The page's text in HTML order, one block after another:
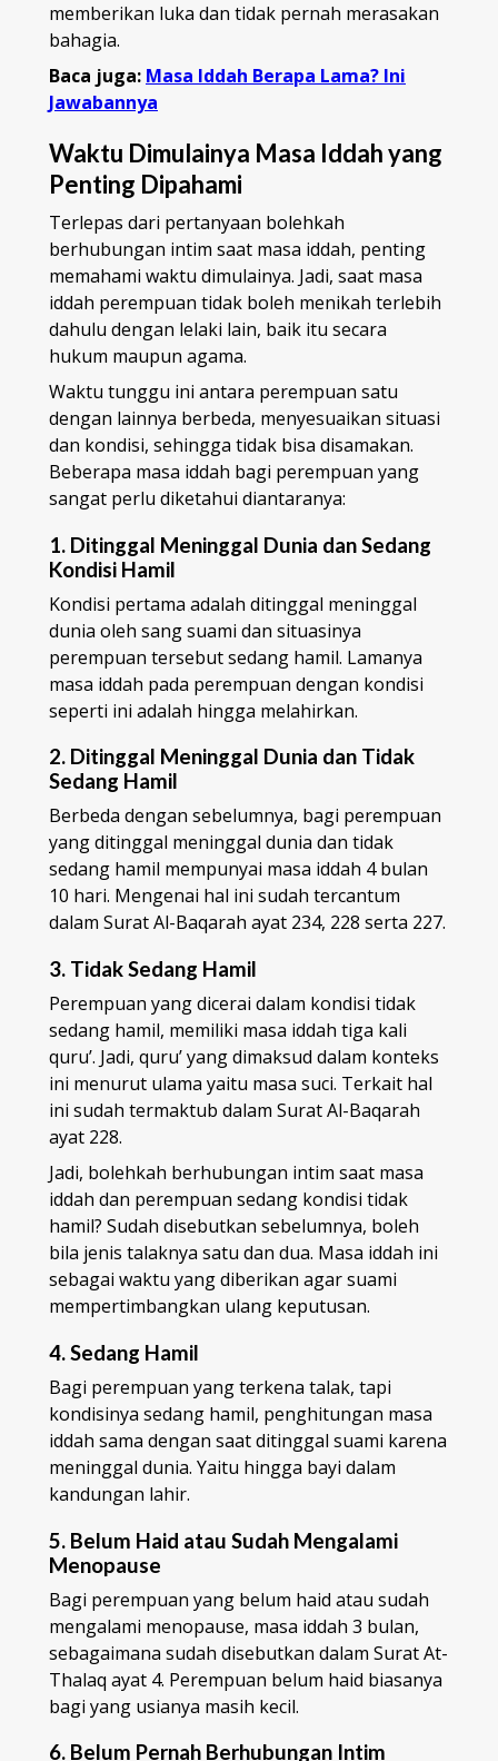
memberikan luka dan tidak pernah merasakan
bahagia.
Baca juga: Masa Iddah Berapa Lama? Ini
Jawabannya
Waktu Dimulainya Masa Iddah yang
Penting Dipahami
Terlepas dari pertanyaan bolehkah
berhubungan intim saat masa iddah, penting
memahami waktu dimulainya. Jadi, saat masa
iddah perempuan tidak boleh menikah terlebih
dahulu dengan lelaki lain, baik itu secara
hukum maupun agama.
Waktu tunggu ini antara perempuan satu
dengan lainnya berbeda, menyesuaikan situasi
dan kondisi, sehingga tidak bisa disamakan.
Beberapa masa iddah bagi perempuan yang
sangat perlu diketahui diantaranya:
1. Ditinggal Meninggal Dunia dan Sedang
Kondisi Hamil
Kondisi pertama adalah ditinggal meninggal
dunia oleh sang suami dan situasinya
perempuan tersebut sedang hamil. Lamanya
masa iddah pada perempuan dengan kondisi
seperti ini adalah hingga melahirkan.
2. Ditinggal Meninggal Dunia dan Tidak
Sedang Hamil
Berbeda dengan sebelumnya, bagi perempuan
yang ditinggal meninggal dunia dan tidak
sedang hamil mempunyai masa iddah 4 bulan
10 hari. Mengenai hal ini sudah tercantum
dalam Surat Al-Baqarah ayat 234, 228 serta 227.
3. Tidak Sedang Hamil
Perempuan yang dicerai dalam kondisi tidak
sedang hamil, memiliki masa iddah tiga kali
quru’. Jadi, quru’ yang dimaksud dalam konteks
ini menurut ulama yaitu masa suci. Terkait hal
ini sudah termaktub dalam Surat Al-Baqarah
ayat 228.
Jadi, bolehkah berhubungan intim saat masa
iddah dan perempuan sedang kondisi tidak
hamil? Sudah disebutkan sebelumnya, boleh
bila jenis talaknya satu dan dua. Masa iddah ini
sebagai waktu yang diberikan agar suami
mempertimbangkan ulang keputusan.
4. Sedang Hamil
Bagi perempuan yang terkena talak, tapi
kondisinya sedang hamil, penghitungan masa
iddah sama dengan saat ditinggal suami karena
meninggal dunia. Yaitu hingga bayi dalam
kandungan lahir.
5. Belum Haid atau Sudah Mengalami
Menopause
Bagi perempuan yang belum haid atau sudah
mengalami menopause, masa iddah 3 bulan,
sebagaimana sudah disebutkan dalam Surat At-
Thalaq ayat 4. Perempuan belum haid biasanya
bagi yang usianya masih kecil.
6. Belum Pernah Berhubungan Intim